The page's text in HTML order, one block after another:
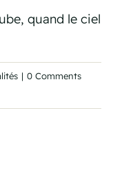
quand le ciel
| 0 Comments